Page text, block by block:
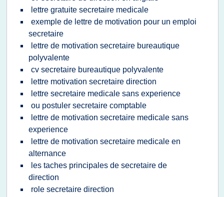
lettre gratuite secretaire medicale
exemple de lettre de motivation pour un emploi
secretaire
lettre de motivation secretaire bureautique
polyvalente
cv secretaire bureautique polyvalente
lettre motivation secretaire direction
lettre secretaire medicale sans experience
ou postuler secretaire comptable
lettre de motivation secretaire medicale sans
experience
lettre de motivation secretaire medicale en
alternance
les taches principales de secretaire de
direction
role secretaire direction